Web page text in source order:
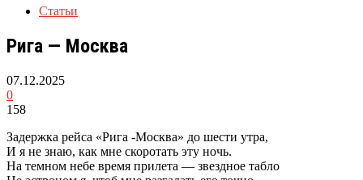
Статьи
Рига — Москва
07.12.2025
0
158
Задержка рейса «Рига -Москва» до шести утра,
И я не знаю, как мне скоротать эту ночь.
На темном небе время прилета — звездное табло